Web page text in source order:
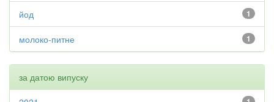
1
йод
1
молоко-питне
за датою випуску